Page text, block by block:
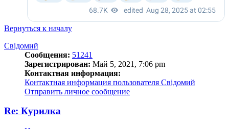
Вернуться к началу
Свідомий
Сообщения: 51241
Зарегистрирован: Май 5, 2021, 7:06 pm
Контактная информация:
Контактная информация пользователя Свідомий
Отправить личное сообщение
Re: Курилка